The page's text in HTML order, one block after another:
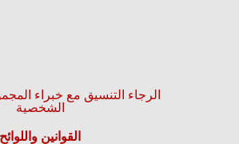
الرجاء التنسيق مع خبراء
الشخصية
القوانين واللوائح